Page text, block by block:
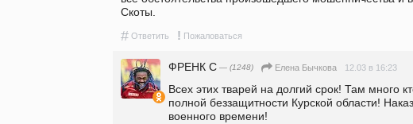
Скоты.
# Ответить ! Пожаловаться
ФРЕНК С — (1248) Елена Бычкова 12.03 в 16:23
Всех этих тварей на долгий срок! Там много
полной беззащитности Курской области!
военного времени!